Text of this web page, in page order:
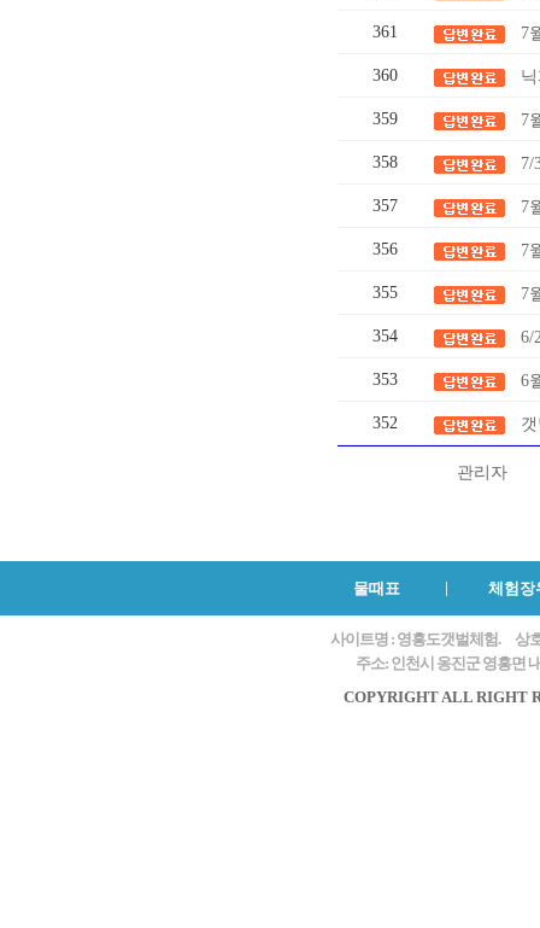
361 7
360
359 7
358 7/
357 7
356 7
355 7
354 6/
353 6
352
관리자
물때표 체험장
사이트명 : 영흥도갯벌체험.
상
주소: 인천시 옹진군 영흥면
COPYRIGHT ALL RIGHT